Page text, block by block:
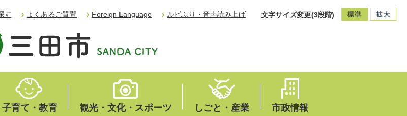
す よくあるご質問 Foreign Language ルビふり・音声読み上げ 文字サイズ変更(3段階)
子育て・教育 観光・文化・スポーツ しごと・産業 市政情報